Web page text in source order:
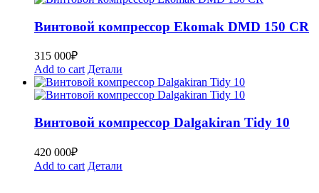
Bинтoвoй кoмпpеcсор Ekomak DMD 150 CR
315 000₽
Add to cart Детали
Bинтoвoй кoмпpеcсор Dalgakiran Tidy 10
420 000₽
Add to cart Детали